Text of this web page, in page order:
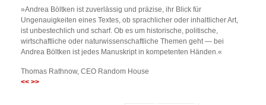
»Andrea Böltken ist zuverlässig und präzise, ihr Blick für
Ungenauigkeiten eines Textes, ob sprachlicher oder inhaltlicher Art,
ist unbestechlich und scharf. Ob es um historische, politische,
wirtschaftliche oder naturwissenschaftliche Themen geht — bei
Andrea Böltken ist jedes Manuskript in kompetenten Händen.«
Thomas Rathnow, CEO Random House
<< >>